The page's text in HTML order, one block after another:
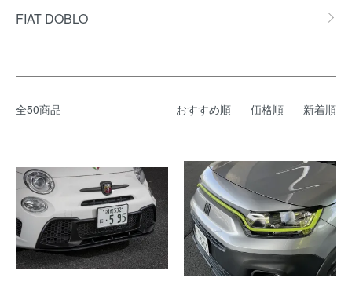
FIAT DOBLO
全50商品 おすすめ順 価格順 新着順